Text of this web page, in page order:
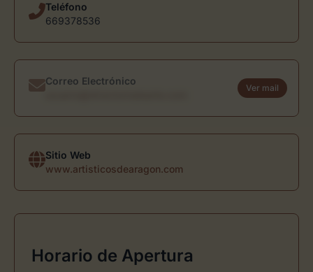
Teléfono
669378536
Correo Electrónico
Ver mail
Sitio Web
www.artisticosdearagon.com
Horario de Apertura